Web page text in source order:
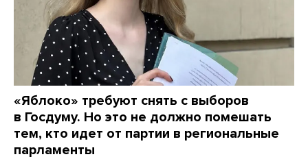
«Яблоко» требуют снять с выборов
в Госдуму. Но это не должно помешать
тем, кто идет от партии в региональные
парламенты